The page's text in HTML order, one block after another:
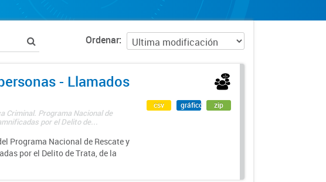
Ordenar
- Llamados
Criminal. Programa Nacional de
por el Delito de...
Programa Nacional de Rescate y
por el Delito de Trata, de la
csv gráfico zip